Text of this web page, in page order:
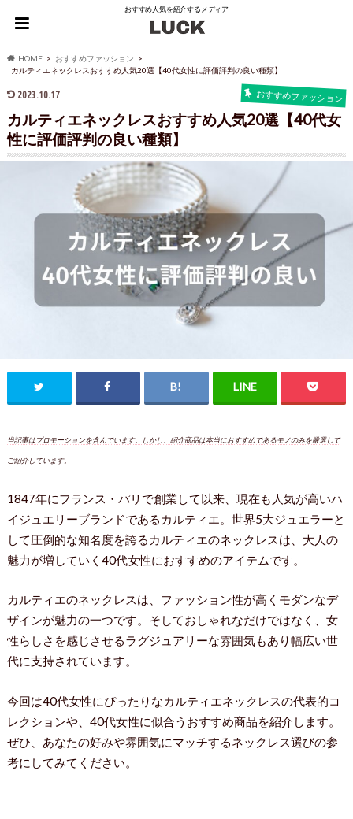
おすすめ人気を紹介するメディア
HOME
おすすめファッション
カルティエネックレスおすすめ人気20選【40代女性に評価評判の良い種類】
2023.10.17 おすすめファッション
カルティエネックレスおすすめ人気20選【40代女
性に評価評判の良い種類】
当記事はプロモーションを含んでいます。しかし、紹介商品は本当におすすめであるモノのみを厳選して
ご紹介しています。
1847年にフランス・パリで創業して以来、現在も人気が高いハ
イジュエリーブランドであるカルティエ。世界5大ジュエラーと
して圧倒的な知名度を誇るカルティエのネックレスは、大人の
魅力が増していく40代女性におすすめのアイテムです。
カルティエのネックレスは、ファッション性が高くモダンなデ
ザインが魅力の一つです。そしておしゃれなだけではなく、女
性らしさを感じさせるラグジュアリーな雰囲気もあり幅広い世
代に支持されています。
今回は40代女性にぴったりなカルティエネックレスの代表的コ
レクションや、40代女性に似合うおすすめ商品を紹介します。
ぜひ、あなたの好みや雰囲気にマッチするネックレス選びの参
考にしてみてください。